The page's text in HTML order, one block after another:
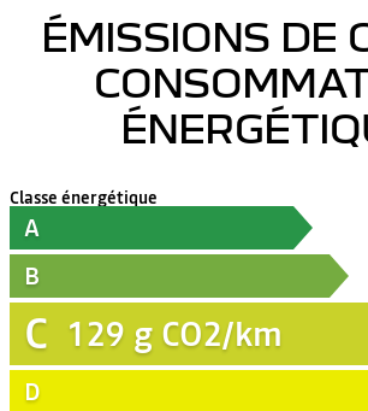
ÉMISSIONS DE
Classe énergétique
A
B
C 129 g CO2/km
D